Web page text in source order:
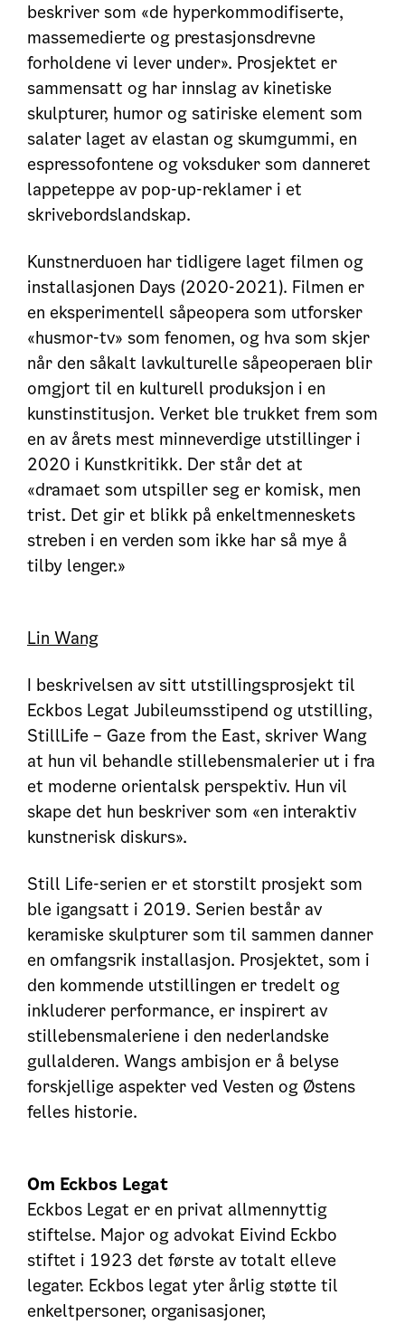
beskriver som «de hyperkommodifiserte,
massemedierte og prestasjonsdrevne
forholdene vi lever under». Prosjektet er
sammensatt og har innslag av kinetiske
skulpturer, humor og satiriske element som
salater laget av elastan og skumgummi, en
espressofontene og voksduker som danneret
lappeteppe av pop-up-reklamer i et
skrivebordslandskap.
Kunstnerduoen har tidligere laget filmen og
installasjonen Days (2020-2021). Filmen er
en eksperimentell såpeopera som utforsker
«husmor-tv» som fenomen, og hva som skjer
når den såkalt lavkulturelle såpeoperaen blir
omgjort til en kulturell produksjon i en
kunstinstitusjon. Verket ble trukket frem som
en av årets mest minneverdige utstillinger i
2020 i Kunstkritikk. Der står det at
«dramaet som utspiller seg er komisk, men
trist. Det gir et blikk på enkeltmenneskets
streben i en verden som ikke har så mye å
tilby lenger.»
Lin Wang
I beskrivelsen av sitt utstillingsprosjekt til
Eckbos Legat Jubileumsstipend og utstilling,
StillLife – Gaze from the East, skriver Wang
at hun vil behandle stillebensmalerier ut i fra
et moderne orientalsk perspektiv. Hun vil
skape det hun beskriver som «en interaktiv
kunstnerisk diskurs».
Still Life-serien er et storstilt prosjekt som
ble igangsatt i 2019. Serien består av
keramiske skulpturer som til sammen danner
en omfangsrik installasjon. Prosjektet, som i
den kommende utstillingen er tredelt og
inkluderer performance, er inspirert av
stillebensmaleriene i den nederlandske
gullalderen. Wangs ambisjon er å belyse
forskjellige aspekter ved Vesten og Østens
felles historie.
Om Eckbos Legat
Eckbos Legat er en privat allmennyttig
stiftelse. Major og advokat Eivind Eckbo
stiftet i 1923 det første av totalt elleve
legater. Eckbos legat yter årlig støtte til
enkeltpersoner, organisasjoner,